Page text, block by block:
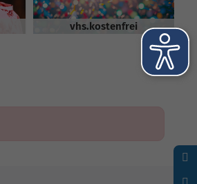
vhs.kostenfrei